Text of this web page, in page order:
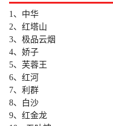
1、中华
2、红塔山
3、极品云烟
4、娇子
5、芙蓉王
6、红河
7、利群
8、白沙
9、红金龙